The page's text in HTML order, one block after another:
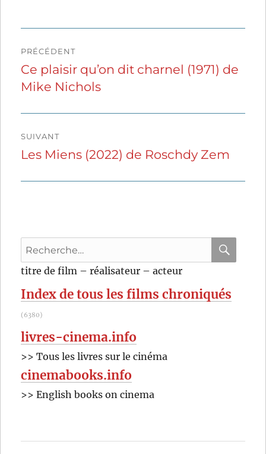
de
l’article
PRÉCÉDENT
Publication
précédente :
Ce plaisir qu’on dit charnel (1971) de
Mike Nichols
SUIVANT
Publication
Les Miens (2022) de Roschdy Zem
Recherche
pour
:
titre de film – réalisateur – acteur
Index de tous les films chroniqués
(6380)
livres-cinema.info
>> Tous les livres sur le cinéma
cinemabooks.info
>> English books on cinema